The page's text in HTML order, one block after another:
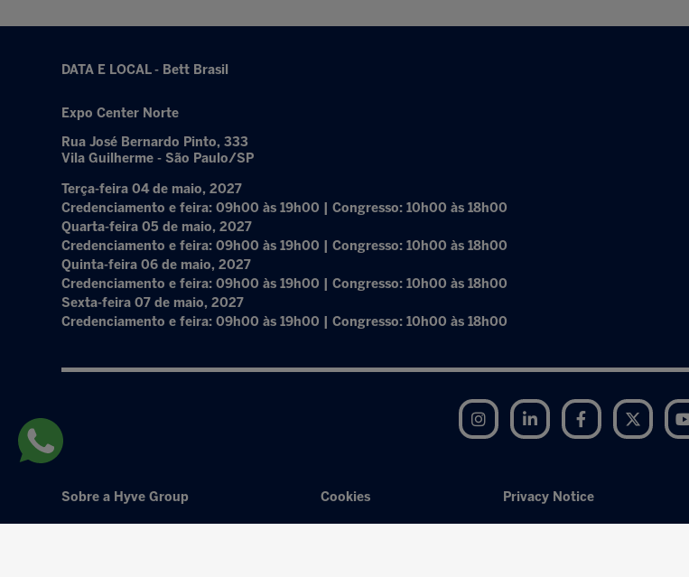
DATA E LOCAL - Bett Brasil
Expo Center Norte
Rua José Bernardo Pinto, 333
Vila Guilherme - São Paulo/SP
Terça-feira 04 de maio, 2027
Credenciamento e feira: 09h00 às 19h00 | Congresso: 10h00 às 18h00
Quarta-feira 05 de maio, 2027
Credenciamento e feira: 09h00 às 19h00 | Congresso: 10h00 às 18h00
Quinta-feira 06 de maio, 2027
Credenciamento e feira: 09h00 às 19h00 | Congresso: 10h00 às 18h00
Sexta-feira 07 de maio, 2027
Credenciamento e feira: 09h00 às 19h00 | Congresso: 10h00 às 18h00
Instagram LinkedIn Facebook Twitter
Sobre a Hyve Group Cookies Privacy Notice